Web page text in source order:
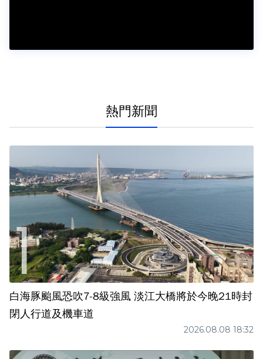
熱門新聞
白海豚颱風恐吹7-8級強風 淡江大橋將於今晚21時封
閉人行道及機車道
2026.08.08 18:32